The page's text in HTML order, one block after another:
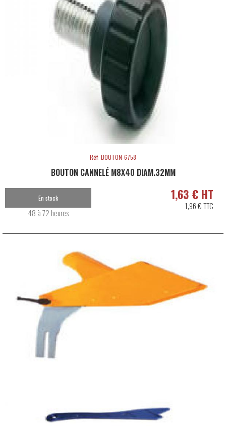
Réf: BOUTON-6758
BOUTON CANNELÉ M8X40 DIAM.32MM
1,63 € HT
1,96 € TTC
En stock
48 à 72 heures